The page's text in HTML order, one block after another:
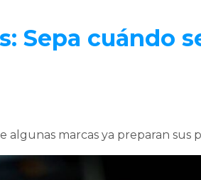
Sepa cuándo
algunas marcas ya preparan sus